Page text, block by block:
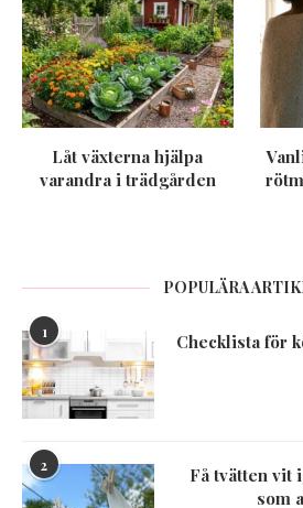
Låt växterna hjälpa
varandra i trädgården
POPULÄRA
1 Checklista för
2
Få tvätten vit
som